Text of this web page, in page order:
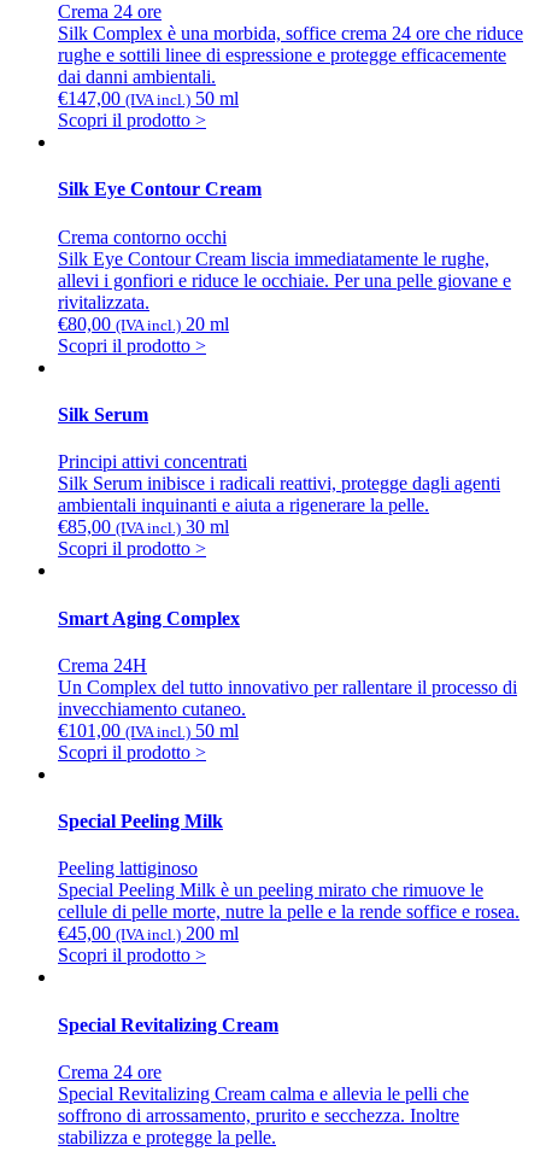
Crema 24 ore
Silk Complex è una morbida, soffice crema 24 ore che riduce
rughe e sottili linee di espressione e protegge efficacemente
dai danni ambientali.
€147,00 (IVA incl.) 50 ml
Scopri il prodotto >
Silk Eye Contour Cream
Crema contorno occhi
Silk Eye Contour Cream liscia immediatamente le rughe,
allevi i gonfiori e riduce le occhiaie. Per una pelle giovane e
rivitalizzata.
€80,00 (IVA incl.) 20 ml
Scopri il prodotto >
Silk Serum
Principi attivi concentrati
Silk Serum inibisce i radicali reattivi, protegge dagli agenti
ambientali inquinanti e aiuta a rigenerare la pelle.
€85,00 (IVA incl.) 30 ml
Scopri il prodotto >
Smart Aging Complex
Crema 24H
Un Complex del tutto innovativo per rallentare il processo di
invecchiamento cutaneo.
€101,00 (IVA incl.) 50 ml
Scopri il prodotto >
Special Peeling Milk
Peeling lattiginoso
Special Peeling Milk è un peeling mirato che rimuove le
cellule di pelle morte, nutre la pelle e la rende soffice e rosea.
€45,00 (IVA incl.) 200 ml
Scopri il prodotto >
Special Revitalizing Cream
Crema 24 ore
Special Revitalizing Cream calma e allevia le pelli che
soffrono di arrossamento, prurito e secchezza. Inoltre
stabilizza e protegge la pelle.